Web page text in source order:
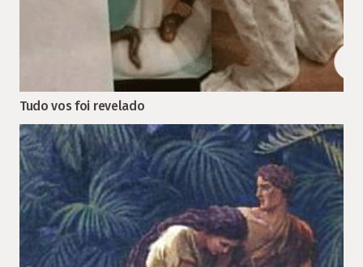
Tudo vos foi revelado